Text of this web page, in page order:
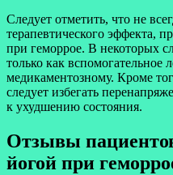
Следует отметить, что не
терапевтического эффекта,
при геморрое. В некоторых
только как вспомогательное
медикаментозному. Кроме
следует избегать
к ухудшению состояния.
Отзывы
йогой при